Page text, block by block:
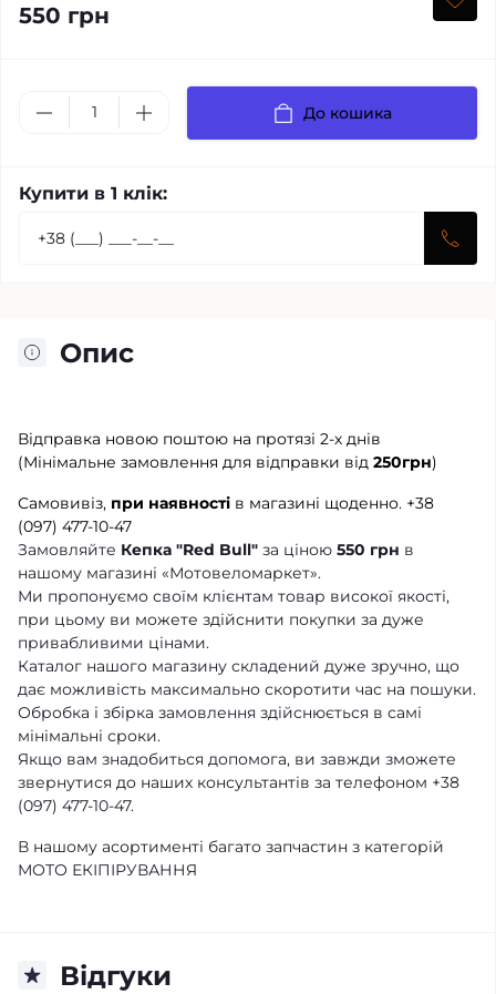
550 грн
До кошика
Купити в 1 клік:
Опис
Відправка новою поштою на протязі 2-х днів
(Мінімальне замовлення для відправки від 250грн)
Самовивіз, при наявності в магазині щоденно. +38
(097) 477-10-47
Замовляйте Кепка "Red Bull" за ціною 550 грн в
нашому магазині «Мотовеломаркет».
Ми пропонуємо своїм клієнтам товар високої якості,
при цьому ви можете здійснити покупки за дуже
привабливими цінами.
Каталог нашого магазину складений дуже зручно, що
дає можливість максимально скоротити час на пошуки.
Обробка і збірка замовлення здійснюється в самі
мінімальні сроки.
Якщо вам знадобиться допомога, ви завжди зможете
звернутися до наших консультантів за телефоном +38
(097) 477-10-47.
В нашому асортименті багато запчастин з категорій
МОТО ЕКІПІРУВАННЯ
Відгуки